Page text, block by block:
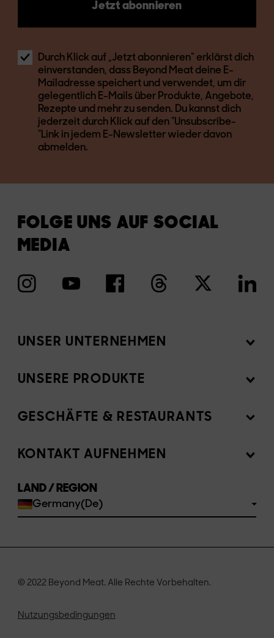
Jetzt abonnieren
Durch Klick auf „Jetzt abonnieren“ erklärst dich
einverstanden, dass Beyond Meat deine E-
Mailadresse speichert und verwendet, um dir
gelegentlich E-Mails über Produkte, Angebote,
Rezepte und mehr zu senden. Du kannst dich
jederzeit durch Klick auf den "Unsubscribe-
"Link in jedem E-Newsletter wieder davon
abmelden.
FOLGE UNS AUF SOCIAL
MEDIA
UNSER UNTERNEHMEN
Mission
Newsroom
Investoren
Werde Teil des Teams
UNSERE PRODUKTE
Produkte
Zutaten
Rezepte
Probieren
GESCHÄFTE & RESTAURANTS
Für Gastronomen
Geschäfte finden
KONTAKT AUFNEHMEN
FAQs
LAND / REGION
Germany(De)
© 2022 Beyond Meat. Alle Rechte Vorbehalten.
Nutzungsbedingungen